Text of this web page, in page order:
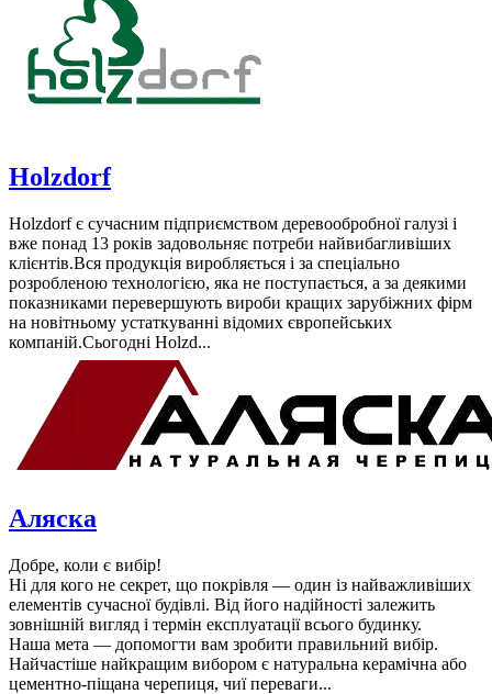
Holzdorf
Holzdorf є сучасним підприємством деревообробної галузі і
вже понад 13 років задовольняє потреби найвибагливіших
клієнтів.Вся продукція виробляється і за спеціально
розробленою технологією, яка не поступається, а за деякими
показниками перевершують вироби кращих зарубіжних фірм
на новітньому устаткуванні відомих європейських
компаній.Сьогодні Holzd...
Аляска
Добре, коли є вибір!
Ні для кого не секрет, що покрівля — один із найважливіших
елементів сучасної будівлі. Від його надійності залежить
зовнішній вигляд і термін експлуатації всього будинку.
Наша мета — допомогти вам зробити правильний вибір.
Найчастіше найкращим вибором є натуральна керамічна або
цементно-піщана черепиця, чиї переваги...